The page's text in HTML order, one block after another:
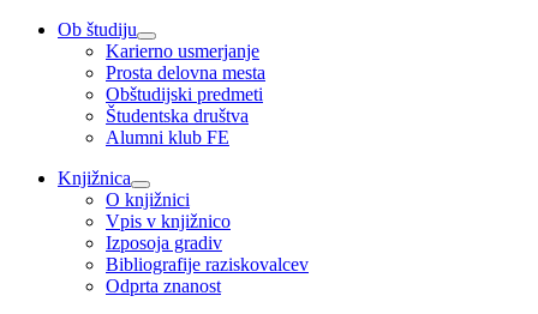
Ob študiju
Karierno usmerjanje
Prosta delovna mesta
Obštudijski predmeti
Študentska društva
Alumni klub FE
Knjižnica
O knjižnici
Vpis v knjižnico
Izposoja gradiv
Bibliografije raziskovalcev
Odprta znanost